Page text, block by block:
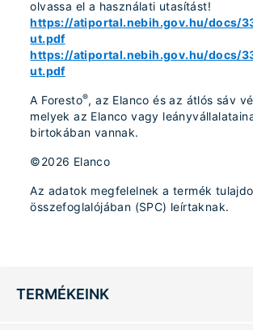
olvassa el a használati utasítást!
https://atiportal.nebih.gov.hu/docs/
ut.pdf
https://atiportal.nebih.gov.hu/docs/
ut.pdf
A Foresto®, az Elanco és az átlós sáv
melyek az Elanco vagy
birtokában vannak.
©2026 Elanco
Az adatok megfelelnek a termék
összefoglalójában (SPC) leírtaknak.
TERMÉKEINK